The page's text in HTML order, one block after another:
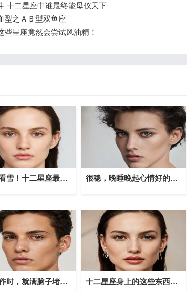
十二星座中谁最终能母仪天下
型之ＡＢ型双鱼座
些星座竟然会尝试风油精！
冬季去看雪！十二星座最适合的赏雪旅行地 很稳，晚睡晚起心情好的星座
一到工作时，就满脑子堵屎的星座 十二星座身上的这些东西硬得吓人